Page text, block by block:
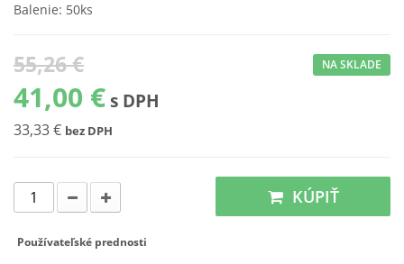
Balenie: 50ks
55,26 €
41,00 € s DPH
33,33 € bez DPH
NA SKLADE
KÚPIŤ
Používateľské prednosti